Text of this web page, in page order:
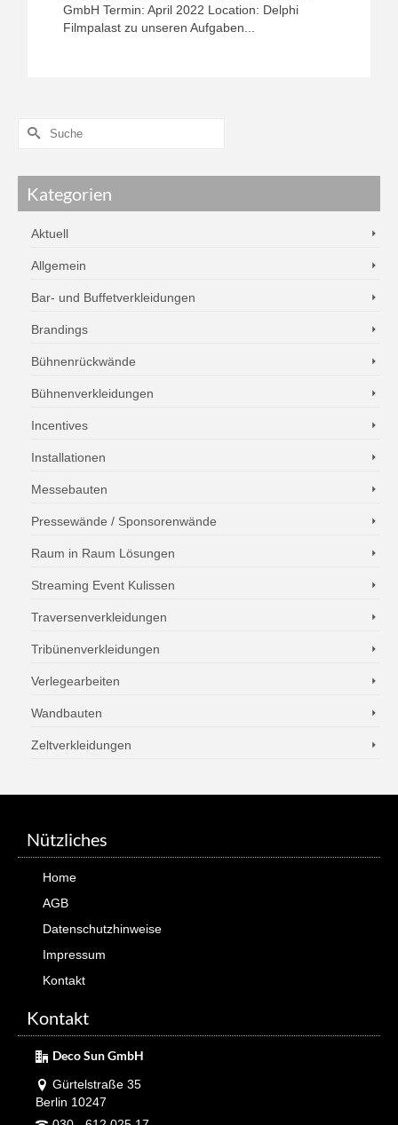
GmbH Termin: April 2022 Location: Delphi
Filmpalast zu unseren Aufgaben...
Kategorien
Aktuell
Allgemein
Bar- und Buffetverkleidungen
Brandings
Bühnenrückwände
Bühnenverkleidungen
Incentives
Installationen
Messebauten
Pressewände / Sponsorenwände
Raum in Raum Lösungen
Streaming Event Kulissen
Traversenverkleidungen
Tribünenverkleidungen
Verlegearbeiten
Wandbauten
Zeltverkleidungen
Nützliches
Home
AGB
Datenschutzhinweise
Impressum
Kontakt
Kontakt
Deco Sun GmbH
Gürtelstraße 35
Berlin 10247